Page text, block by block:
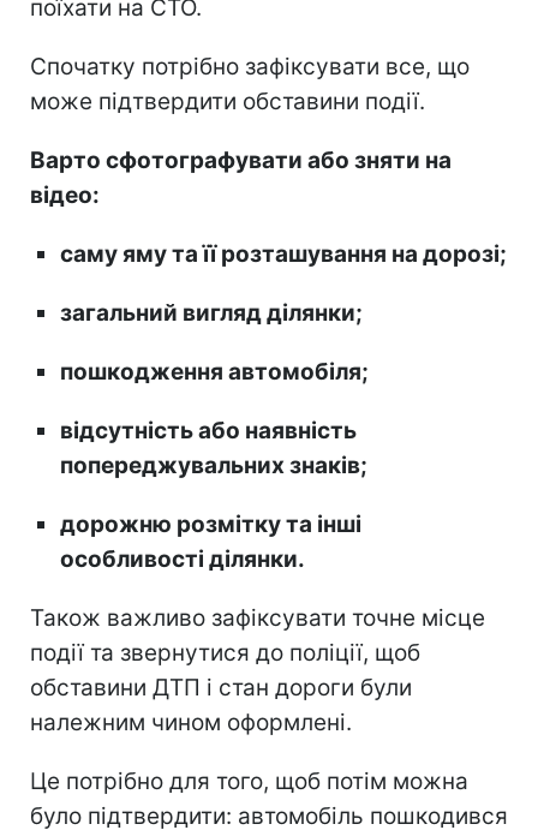
поїхати на СТО.
Спочатку потрібно зафіксувати все, що
може підтвердити обставини події.
Варто сфотографувати або зняти на
відео:
саму яму та її розташування на дорозі;
загальний вигляд ділянки;
пошкодження автомобіля;
відсутність або наявність
попереджувальних знаків;
дорожню розмітку та інші
особливості ділянки.
Також важливо зафіксувати точне місце
події та звернутися до поліції, щоб
обставини ДТП і стан дороги були
належним чином оформлені.
Це потрібно для того, щоб потім можна
було підтвердити: автомобіль пошкодився